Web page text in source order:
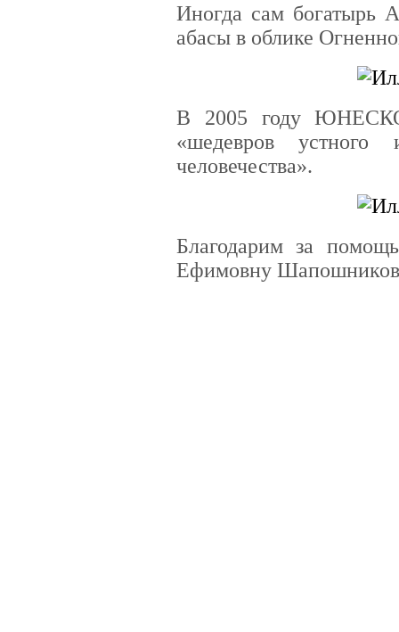
Иногда сам богатырь
абасы в облике
В 2005 году
«шедевров устного
человечества».
Благодарим за
Ефимовну